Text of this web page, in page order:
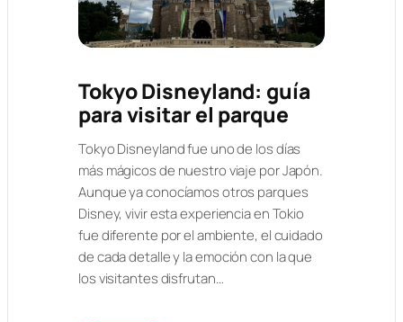
Tokyo Disneyland: guía
para visitar el parque
Tokyo Disneyland fue uno de los días
más mágicos de nuestro viaje por Japón.
Aunque ya conocíamos otros parques
Disney, vivir esta experiencia en Tokio
fue diferente por el ambiente, el cuidado
de cada detalle y la emoción con la que
los visitantes disfrutan…